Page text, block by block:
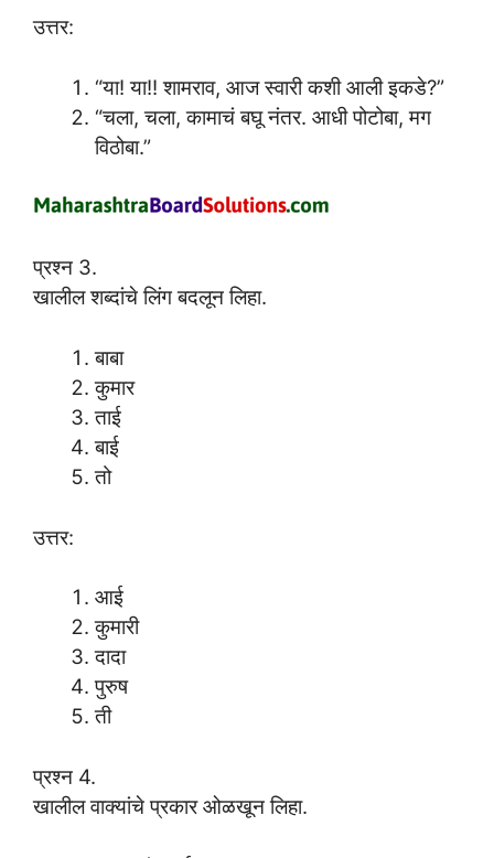
उत्तर:
“या! या!! शामराव, आज स्वारी कशी आली इकडे?”
“चला, चला, कामाचं बघू नंतर. आधी पोटोबा, मग
विठोबा.”
प्रश्न 3.
खालील शब्दांचे लिंग बदलून लिहा.
बाबा
कुमार
ताई
बाई
तो
उत्तर:
आई
कुमारी
दादा
पुरुष
ती
प्रश्न 4.
खालील वाक्यांचे प्रकार ओळखून लिहा.